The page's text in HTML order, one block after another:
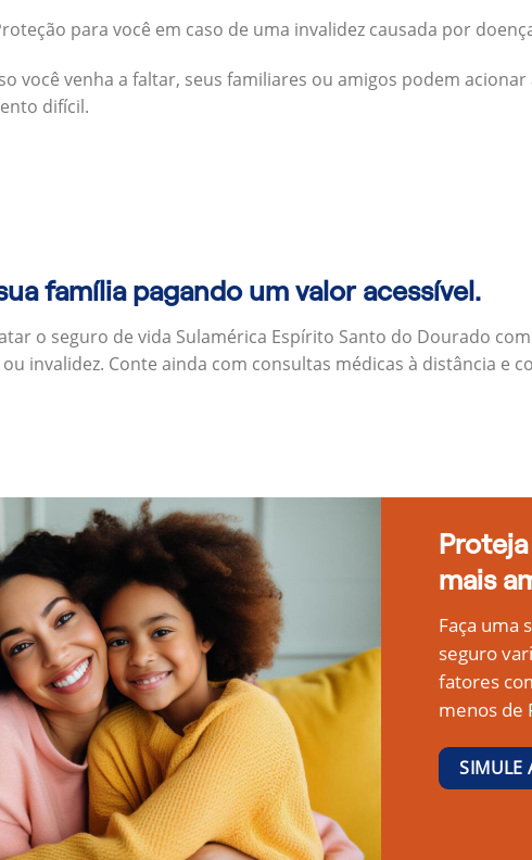
para você em caso de uma invalidez causada por
você venha a faltar, seus familiares ou amigos podem
difícil.
família pagando um valor acessível.
o seguro de vida Sulamérica Espírito Santo do Dourado
invalidez. Conte ainda com consultas médicas à distância e
mais
Faça uma
seguro
fatores
menos de
SIMULE